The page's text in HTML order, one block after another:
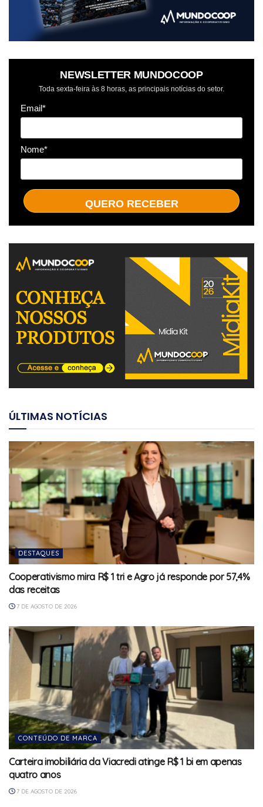
NEWSLETTER MUNDOCOOP
Toda sexta-feira às 8 horas, as principais notícias do setor.
Email*
Nome*
QUERO RECEBER
ÚLTIMAS NOTÍCIAS
DESTAQUES
Cooperativismo mira R$ 1 tri e Agro já responde por 57,4%
das receitas
7 DE AGOSTO DE 2026
CONTEÚDO DE MARCA
Carteira imobiliária da Viacredi atinge R$ 1 bi em apenas
quatro anos
7 DE AGOSTO DE 2026